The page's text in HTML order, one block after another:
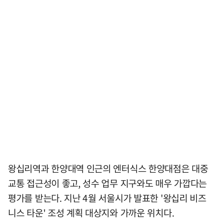
왕십리역과 한양대역 인근의 엔터식스 한양대점은 대중
교통 접근성이 좋고, 성수 업무 지구와도 매우 가깝다는
평가를 받는다. 지난 4월 서울시가 발표한 '왕십리 비즈
니스 타운' 조성 계획 대상지와 가까운 위치다.